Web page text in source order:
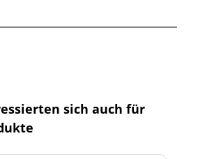
sich auch für